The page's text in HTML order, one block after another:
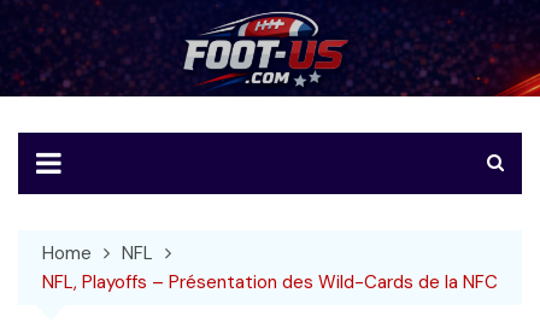
to
content
Foot-US
Le football américain en français
Home
NFL
NFL, Playoffs – Présentation des Wild-Cards de la NFC